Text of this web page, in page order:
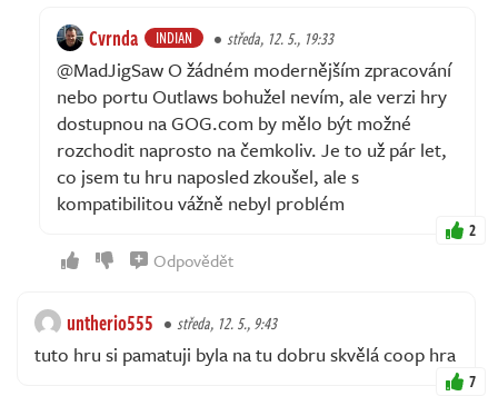
Cvrnda INDIAN středa, 12. 5., 19:33
@MadJigSaw O žádném modernějším zpracování
nebo portu Outlaws bohužel nevím, ale verzi hry
dostupnou na GOG.com by mělo být možné
rozchodit naprosto na čemkoliv. Je to už pár let,
co jsem tu hru naposled zkoušel, ale s
kompatibilitou vážně nebyl problém
2
Odpovědět
untherio555 středa, 12. 5., 9:43
tuto hru si pamatuji byla na tu dobru skvělá coop hra
7